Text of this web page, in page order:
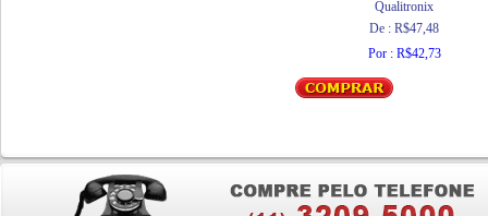
Qualitronix
De : R$47,48
Por : R$42,73